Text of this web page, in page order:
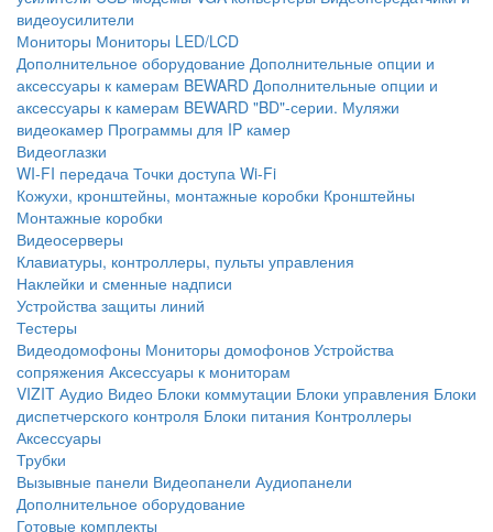
видеоусилители
Мониторы Мониторы LED/LCD
Дополнительное оборудование Дополнительные опции и
аксессуары к камерам BEWARD Дополнительные опции и
аксессуары к камерам BEWARD "BD"-серии. Муляжи
видеокамер Программы для IP камер
Видеоглазки
WI-FI передача Точки доступа Wi-Fi
Кожухи, кронштейны, монтажные коробки Кронштейны
Монтажные коробки
Видеосерверы
Клавиатуры, контроллеры, пульты управления
Наклейки и сменные надписи
Устройства защиты линий
Тестеры
Видеодомофоны Мониторы домофонов Устройства
сопряжения Аксессуары к мониторам
VIZIT Аудио Видео Блоки коммутации Блоки управления Блоки
диспетчерского контроля Блоки питания Контроллеры
Аксессуары
Трубки
Вызывные панели Видеопанели Аудиопанели
Дополнительное оборудование
Готовые комплекты